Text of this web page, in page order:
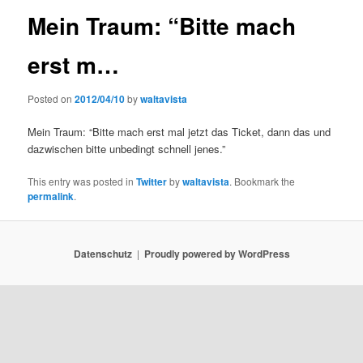
Mein Traum: “Bitte mach
erst m…
Posted on2012/04/10bywaltavista
Mein Traum: “Bitte mach erst mal jetzt das Ticket, dann das und
dazwischen bitte unbedingt schnell jenes.”
This entry was posted inTwitterbywaltavista. Bookmark the
permalink.
Datenschutz Proudly powered by WordPress